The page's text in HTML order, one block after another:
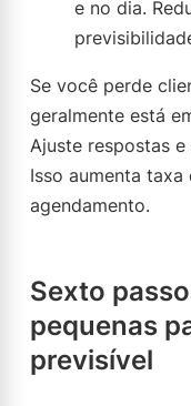
e no dia.
Se você perde
geralmente está
Ajuste respostas
Isso aumenta
agendamento.
Sexto
pequenas
previsível